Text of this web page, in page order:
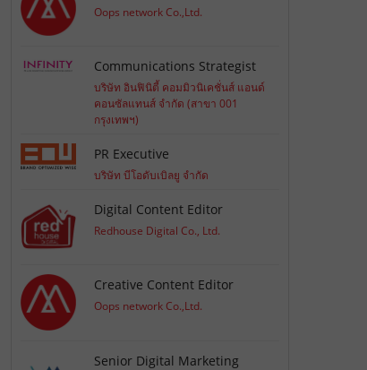
Oops network Co.,Ltd.
Communications Strategist
บริษัท อินฟินิตี้ คอมมิวนิเคชั่นส์ แอนด์
คอนซัลแทนส์ จำกัด (สาขา 001
กรุงเทพฯ)
PR Executive
บริษัท บีโอดับเบิลยู จำกัด
Digital Content Editor
Redhouse Digital Co., Ltd.
Creative Content Editor
Oops network Co.,Ltd.
Senior Digital Marketing